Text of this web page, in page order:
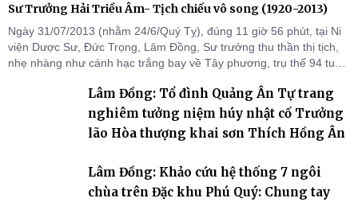
Sư Trưởng Hải Triều Âm- Tịch chiếu vô song (1920-2013)
Ngày 31/07/2013 (nhằm 24/6/Quý Tỵ), đúng 11 giờ 56 phút, tại Ni
viện Dược Sư, Đức Trọng, Lâm Đồng, Sư trưởng thu thần thị tịch,
nhẹ nhàng như cánh hạc trắng bay về Tây phương, trụ thế 94 tuổi
Lâm Đồng: Tổ đình Quảng Ân Tự trang
nghiêm tưởng niệm húy nhật cố Trưởng
lão Hòa thượng khai sơn Thích Hồng Ân
Lâm Đồng: Khảo cứu hệ thống 7 ngôi
chùa trên Đặc khu Phú Quý: Chung tay